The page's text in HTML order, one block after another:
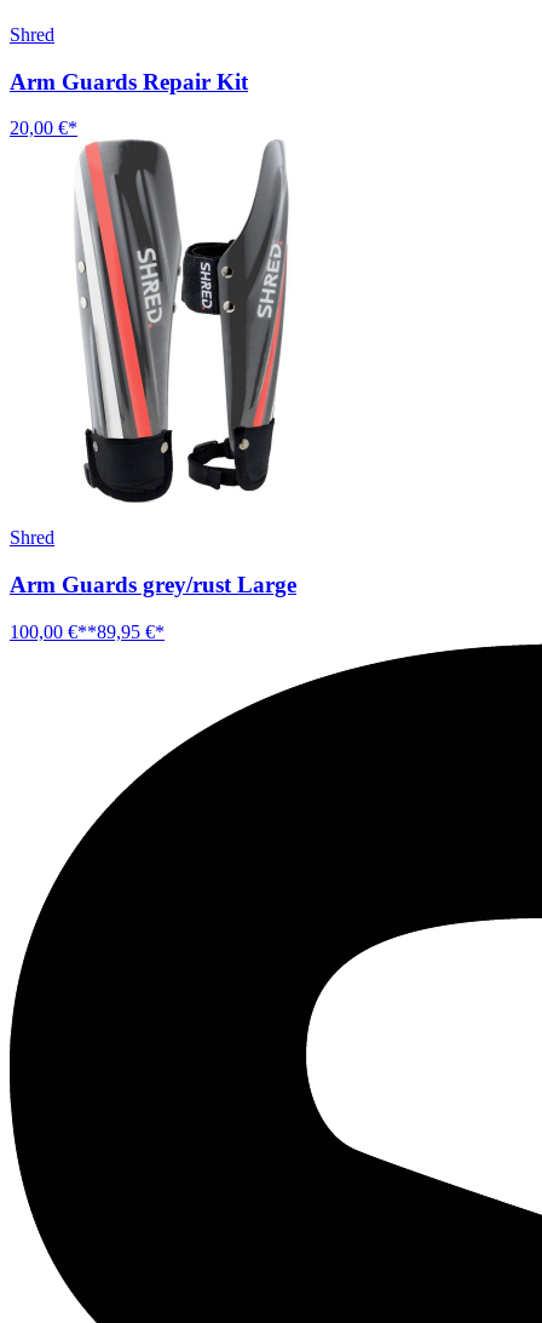
Shred
Arm Guards Repair Kit
20,00 €*
Shred
Arm Guards grey/rust Large
100,00 €**89,95 €*